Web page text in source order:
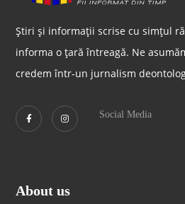
Știri și informații scrise cu simțul
informa o țară întreagă. Ne
credem într-un jurnalism
Social Media
About us